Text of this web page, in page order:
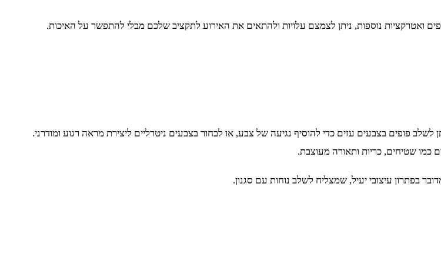
ואטרקציות נוספות, ניתן לצמצם עלויות ולהתאים את האירוע לתקציב שלכם מבלי להתפשר על האיכות.
פופים בצבעים עזים כדי להוסיף נגיעה של צבע, או לבחור בצבעים ניטרליים ליצירת מראה רגוע ומודרני.
כמו שטיחים, כריות ותאורה מעוצבת.
בפתרון עיצובי יעיל, שמצליח לשלב נוחות עם סגנון.